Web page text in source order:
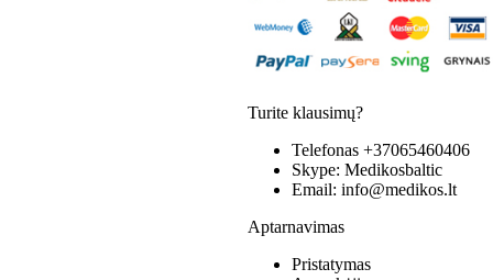
Turite klausimų?
Telefonas +37065460406
Skype: Medikosbaltic
Email: info@medikos.lt
Aptarnavimas
Pristatymas